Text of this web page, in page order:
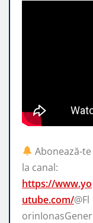
Abonează-te
la canal:
https://www.yo
utube.com/@Fl
orinIonasGener